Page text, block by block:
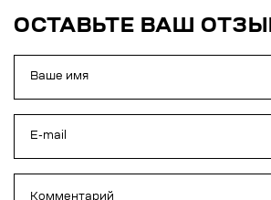
ОСТАВЬТЕ ВАШ